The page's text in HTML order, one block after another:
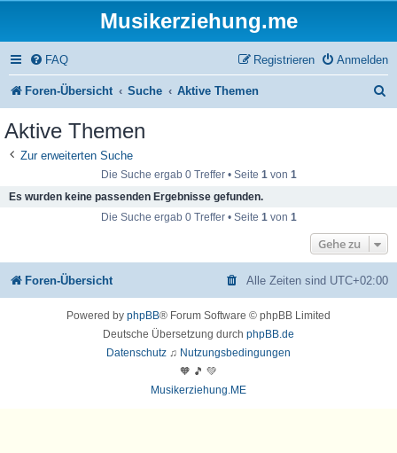
Musikerziehung.me
FAQ Anmelden
Registrieren
Foren-Übersicht Suche Aktive Themen
Aktive Themen
Zur erweiterten Suche
Die Suche ergab 0 Treffer • Seite 1von 1
Es wurden keine passenden Ergebnisse gefunden.
Die Suche ergab 0 Treffer • Seite 1von 1
Gehe zu
Foren-Übersicht Alle Zeiten sind UTC+02:00
Powered by phpBB® Forum Software © phpBB Limited
Deutsche Übersetzung durch phpBB.de
Datenschutz ♫ Nutzungsbedingungen
🧡 🎵 💚
Musikerziehung.ME